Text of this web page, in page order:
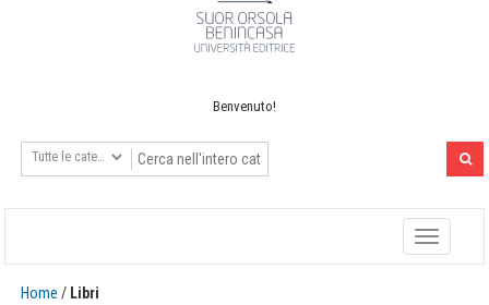
Benvenuto!
Toggle
navigation
Home / Libri